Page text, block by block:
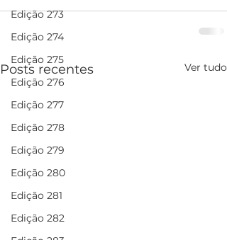
Edição 273
Edição 274
Edição 275
Edição 276
Edição 277
Edição 278
Edição 279
Edição 280
Edição 281
Edição 282
Posts recentes Ver tudo